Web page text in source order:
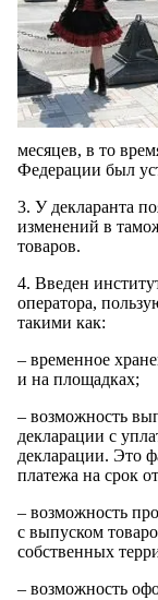
месяцев, в то
Федерации был
3. У декларанта
изменений в
товаров.
4. Введен
оператора,
такими как:
– временное
и на площадках;
– возможность
декларации с
декларации. Это
платежа на срок
– возможность
с выпуском
собственных
– возможность